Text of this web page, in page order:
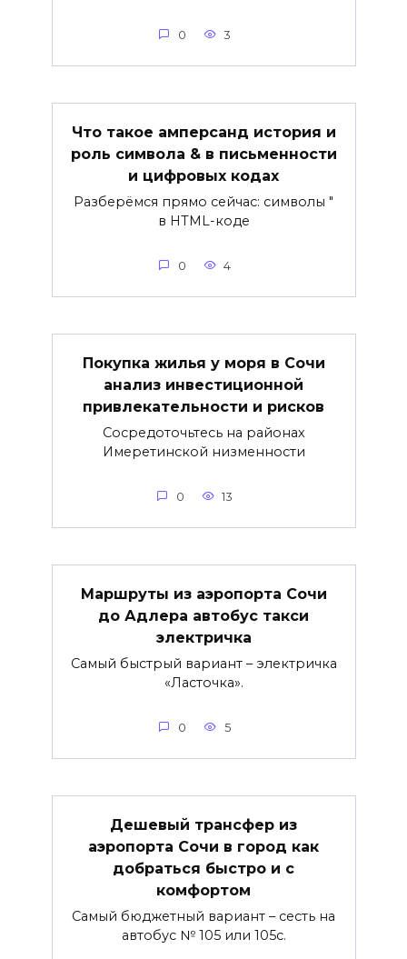
0 3
Что такое амперсанд история и
роль символа & в письменности
и цифровых кодах
Разберёмся прямо сейчас: символы "
в HTML-коде
0 4
Покупка жилья у моря в Сочи
анализ инвестиционной
привлекательности и рисков
Сосредоточьтесь на районах
Имеретинской низменности
0 13
Маршруты из аэропорта Сочи
до Адлера автобус такси
электричка
Самый быстрый вариант – электричка
«Ласточка».
0 5
Дешевый трансфер из
аэропорта Сочи в город как
добраться быстро и с
комфортом
Самый бюджетный вариант – сесть на
автобус № 105 или 105с.